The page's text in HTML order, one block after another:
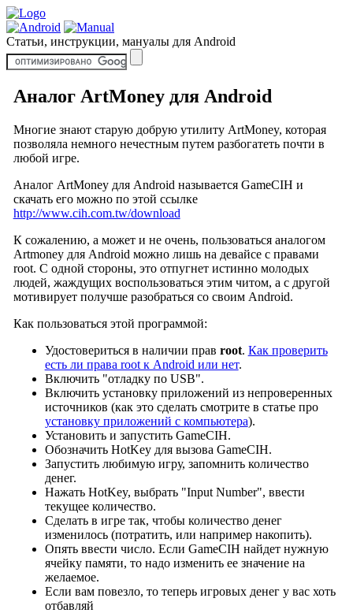
Статьи, инструкции, мануалы для Android
Аналог ArtMoney для Android
Многие знают старую добрую утилиту ArtMoney, которая
позволяла немного нечестным путем разбогатеть почти в
любой игре.
Аналог ArtMoney для Android называется GameCIH и
скачать его можно по этой ссылке
http://www.cih.com.tw/download
К сожалению, а может и не очень, пользоваться аналогом
Artmoney для Android можно лишь на девайсе с правами
root. С одной стороны, это отпугнет истинно молодых
людей, жаждущих воспользоваться этим читом, а с другой
мотивирует получше разобраться со своим Android.
Как пользоваться этой программой:
Удостовериться в наличии прав root. Как проверить
есть ли права root к Android или нет.
Включить "отладку по USB".
Включить установку приложений из непроверенных
источников (как это сделать смотрите в статье про
установку приложений с компьютера).
Установить и запустить GameCIH.
Обозначить HotKey для вызова GameCIH.
Запустить любимую игру, запомнить количество
денег.
Нажать HotKey, выбрать "Input Number", ввести
текущее количество.
Сделать в игре так, чтобы количество денег
изменилось (потратить, или например накопить).
Опять ввести число. Если GameCIH найдет нужную
ячейку памяти, то надо изменить ее значение на
желаемое.
Если вам повезло, то теперь игровых денег у вас хоть
отбавляй